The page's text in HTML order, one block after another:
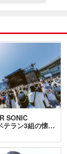
SONIC
テラン3組の懐…